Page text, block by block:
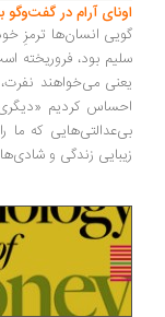
آرام در گفت‌وگو با
انسان‌ها ترمزِ خود را
بود، فروریخته است. در
می‌خواهند نفرت،
کردیم «دیگری»
که ما را
زندگی و شادی‌هایش...